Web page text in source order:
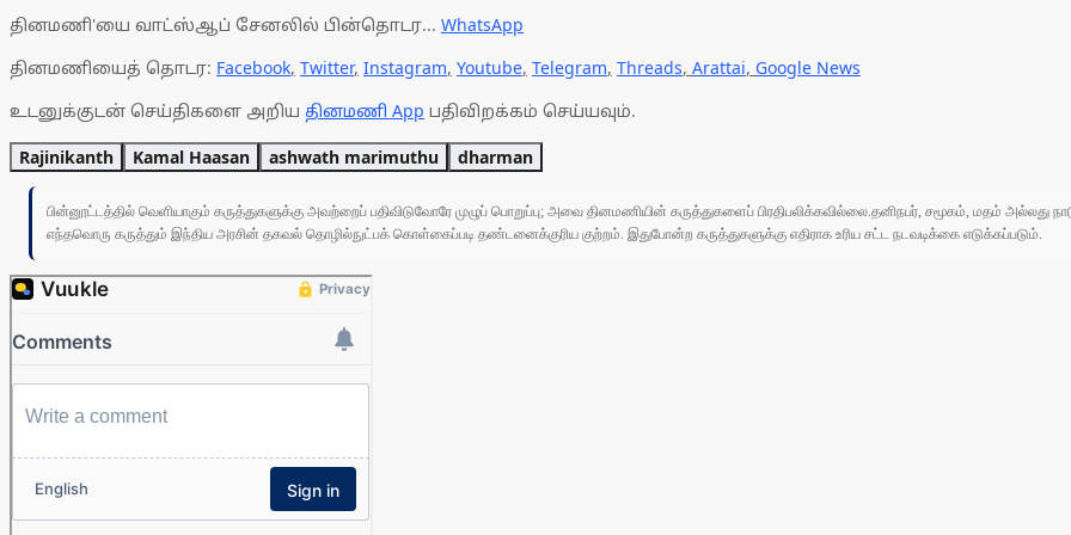
தினமணி'யை வாட்ஸ்ஆப் சேனலில் பின்தொடர... WhatsApp
தினமணியைத் தொடர: Facebook, Twitter, Instagram, Youtube, Telegram, Threads, Arattai, Google News
உடனுக்குடன் செய்திகளை அறிய தினமணி App பதிவிறக்கம் செய்யவும்.
Rajinikanth Kamal Haasan ashwath marimuthu dharman
பின்னூட்டத்தில் வெளியாகும் கருத்துகளுக்கு அவற்றைப் பதிவிடுவோரே முழுப் பொறுப்பு; அவை தினமணியின் கருத்துகளைப் பிரதிபலிக்கவில்லை.தனிநபர், சமூகம், மதம் அல்லது
எந்தவொரு கருத்தும் இந்திய அரசின் தகவல் தொழில்நுட்பக் கொள்கைப்படி தண்டனைக்குரிய குற்றம். இதுபோன்ற கருத்துகளுக்கு எதிராக உரிய சட்ட நடவடிக்கை எடுக்கப்படும்.